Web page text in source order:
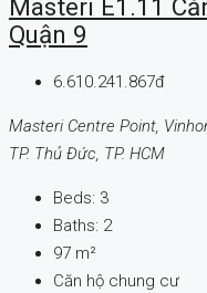
Masteri E1.11
Quận 9
6.610.241.867đ
Masteri Centre Point,
TP. Thủ Đức, TP. HCM
Beds: 3
Baths: 2
97 m²
Căn hộ chung cư